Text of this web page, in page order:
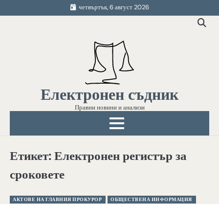
to
четвъртък, 6 август 2026
Електронен съдник
Правни новини и анализи
Етикет:Електронен регистър за
сроковете
АКТОВЕ НА ГЛАВНИЯ ПРОКУРОР ОБЩЕСТВЕНА ИНФОРМАЦИЯ